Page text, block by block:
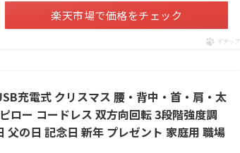
楽天市場で価格をチェック
ポチップ
充電式 クリスマス 腰・背中・首・肩・太
ロー コードレス 双方向回転 3段階強度調
父の日 記念日 新年 プレゼント 家庭用 職場